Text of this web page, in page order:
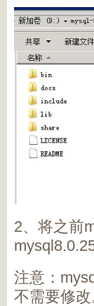
2、将之前
注意：
不需要修改